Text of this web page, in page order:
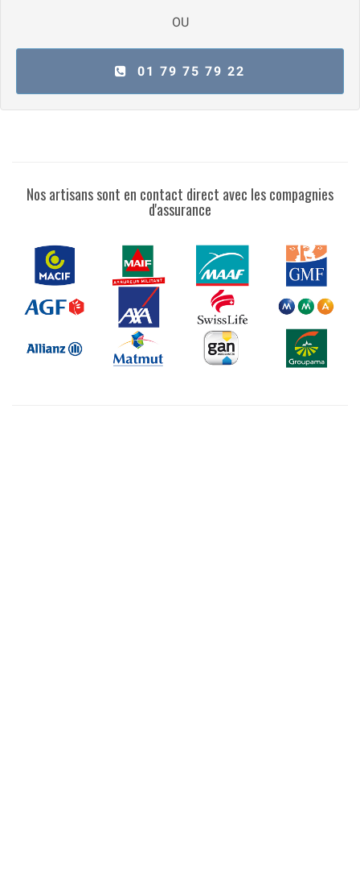
OU
01 79 75 79 22
Nos artisans sont en contact direct avec les compagnies
d'assurance